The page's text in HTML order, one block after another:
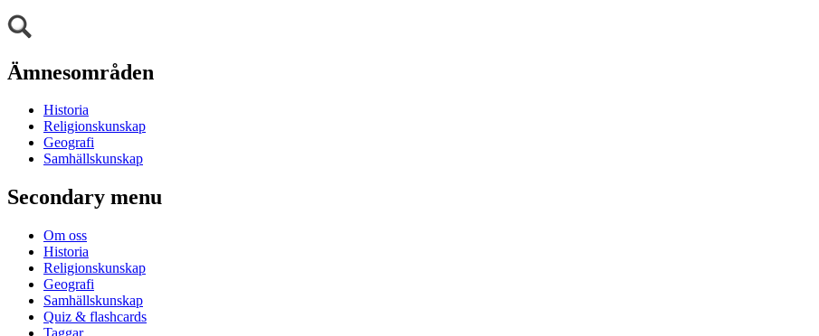
Ämnesområden
Historia
Religionskunskap
Geografi
Samhällskunskap
Secondary menu
Om oss
Historia
Religionskunskap
Geografi
Samhällskunskap
Quiz & flashcards